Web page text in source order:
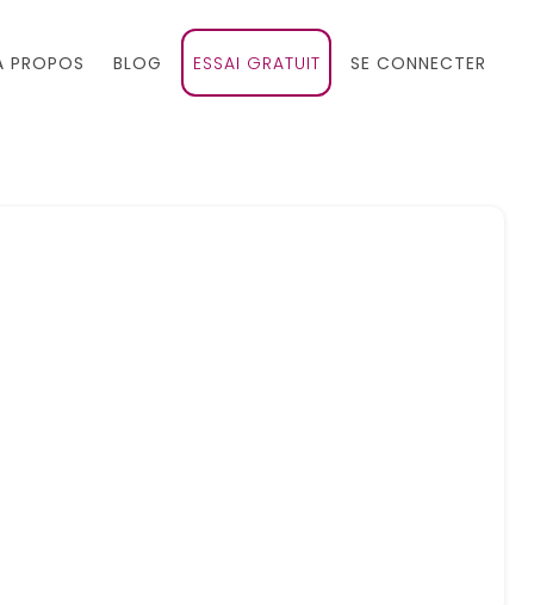
PROPOS BLOG ESSAI GRATUIT SE CONNECTER